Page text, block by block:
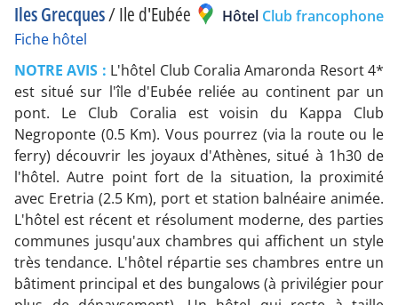
Iles Grecques/Ile d'Eubée Hôtel Club francophone
Fiche hôtel
NOTRE AVIS : L'hôtel Club Coralia Amaronda Resort 4*
est situé sur l'île d'Eubée reliée au continent par un
pont. Le Club Coralia est voisin du Kappa Club
Negroponte (0.5 Km). Vous pourrez (via la route ou le
ferry) découvrir les joyaux d'Athènes, situé à 1h30 de
l'hôtel. Autre point fort de la situation, la proximité
avec Eretria (2.5 Km), port et station balnéaire animée.
L'hôtel est récent et résolument moderne, des parties
communes jusqu'aux chambres qui affichent un style
très tendance. L'hôtel répartie ses chambres entre un
bâtiment principal et des bungalows (à privilégier pour